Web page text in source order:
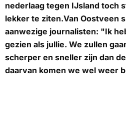
nederlaag tegen IJsland toch
lekker te ziten.Van Oostveen
aanwezige journalisten: "Ik
gezien als jullie. We zullen
scherper en sneller zijn dan
daarvan komen we wel weer